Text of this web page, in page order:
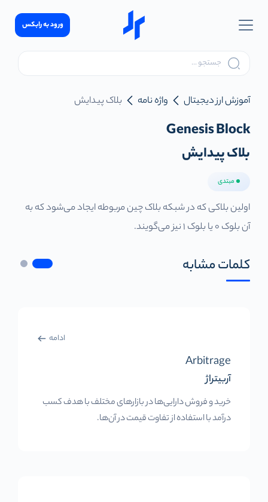
ورود به رابکس
آموزش ارز دیجیتال واژه نامه بلاک پیدایش
Genesis Block
بلاک پیدایش
مبتدی
اولین بلاکی که در شبکه بلاک چین مربوطه ایجاد می‌شود که به
آن بلوک 0 یا بلوک 1 نیز می‌گویند.
کلمات مشابه
ادامه
Arbitrage
آربیتراژ
خرید و فروش دارایی‌ها در بازارهای مختلف با هدف کسب
درآمد با استفاده از تفاوت قیمت در آن‌ها.